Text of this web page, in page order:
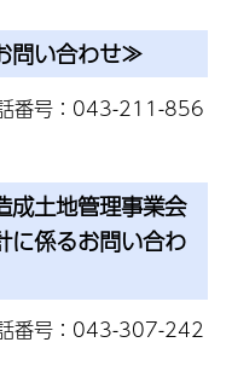
問い合わせ≫
番号：043-211-856
土地管理事業会
に係るお問い合わ
番号：043-307-242